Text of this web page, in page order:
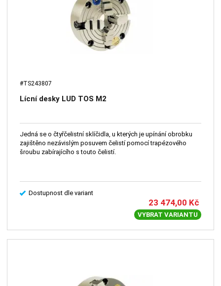
#TS243807
Lícní desky LUD TOS M2
Jedná se o čtyřčelistní sklíčidla, u kterých je upínání obrobku
zajištěno nezávislým posuvem čelistí pomocí trapézového
šroubu zabírajícího s touto čelistí.
Dostupnost dle variant
23 474,00 Kč
VYBRAT VARIANTU